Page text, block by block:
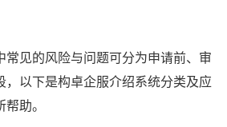
常见的风险与问题可分为申请前、审
，以下是构卓企服介绍系统分类及应
助。